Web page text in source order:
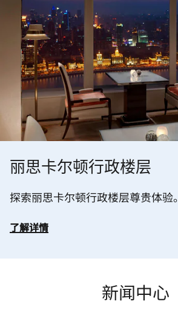
丽思卡尔顿行政楼层
探索丽思卡尔顿行政楼层尊贵体验。
了解详情
新闻中心